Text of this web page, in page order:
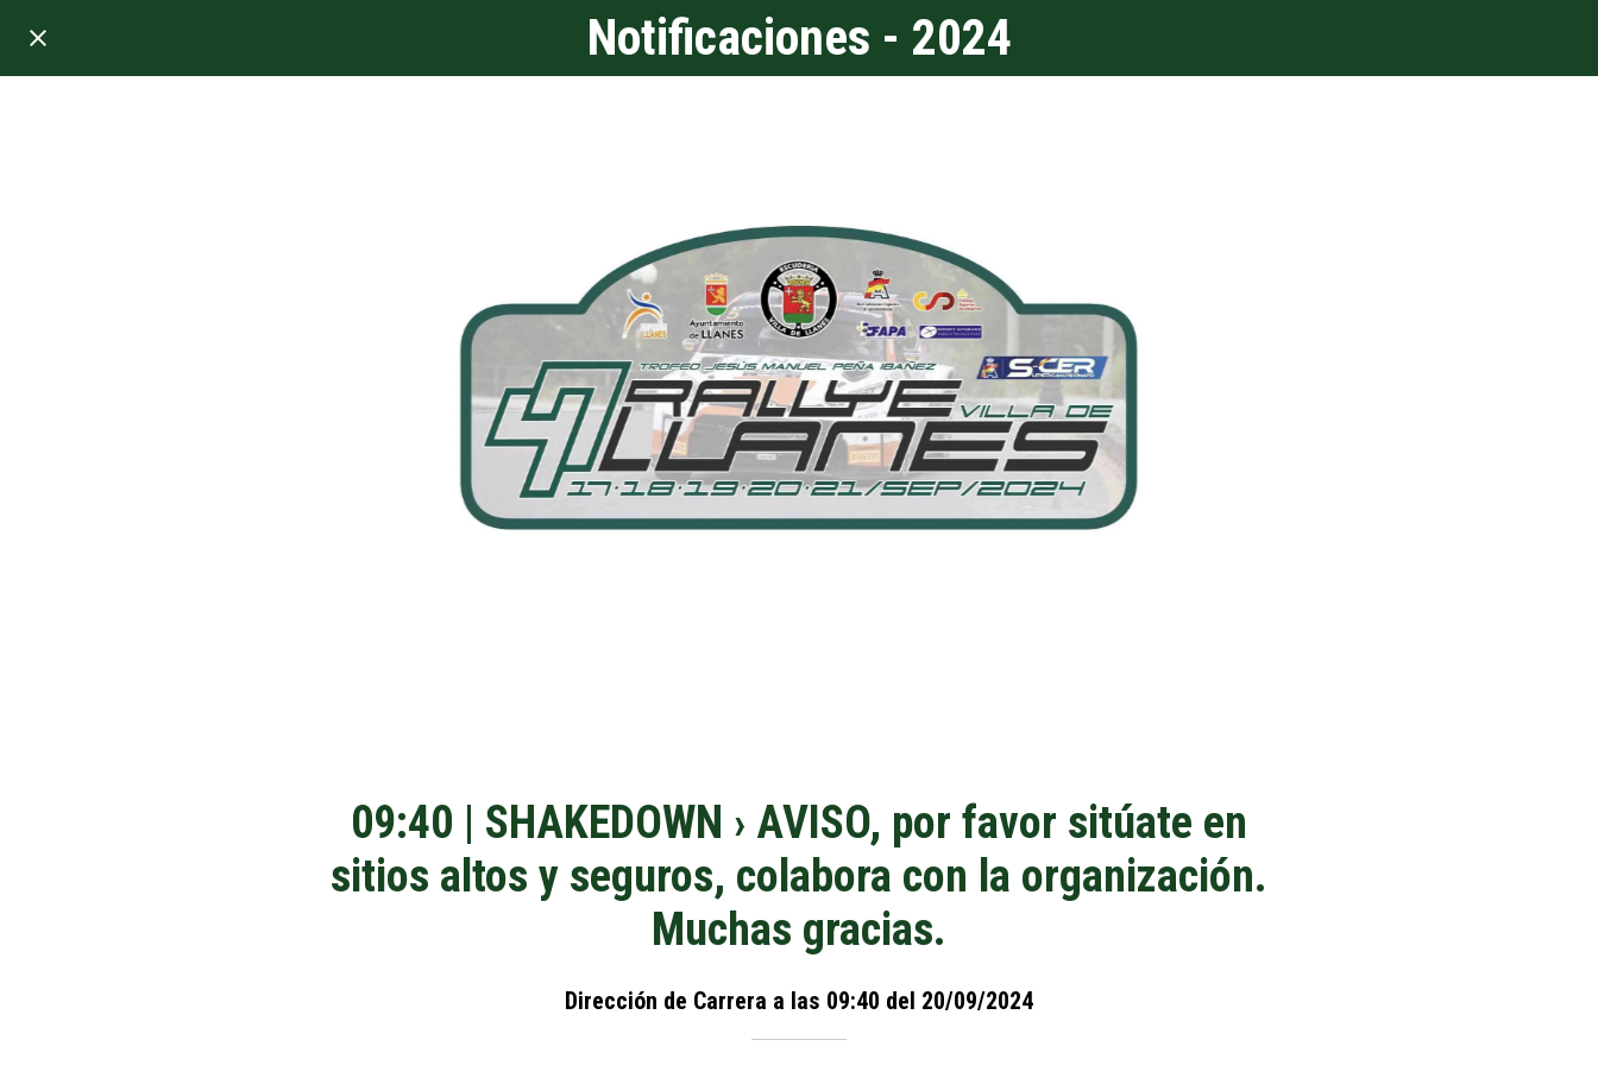
Notificaciones - 2024
09:40 | SHAKEDOWN › AVISO, por favor sitúate en
sitios altos y seguros, colabora con la organización.
Muchas gracias.
Dirección de Carrera a las 09:40 del 20/09/2024